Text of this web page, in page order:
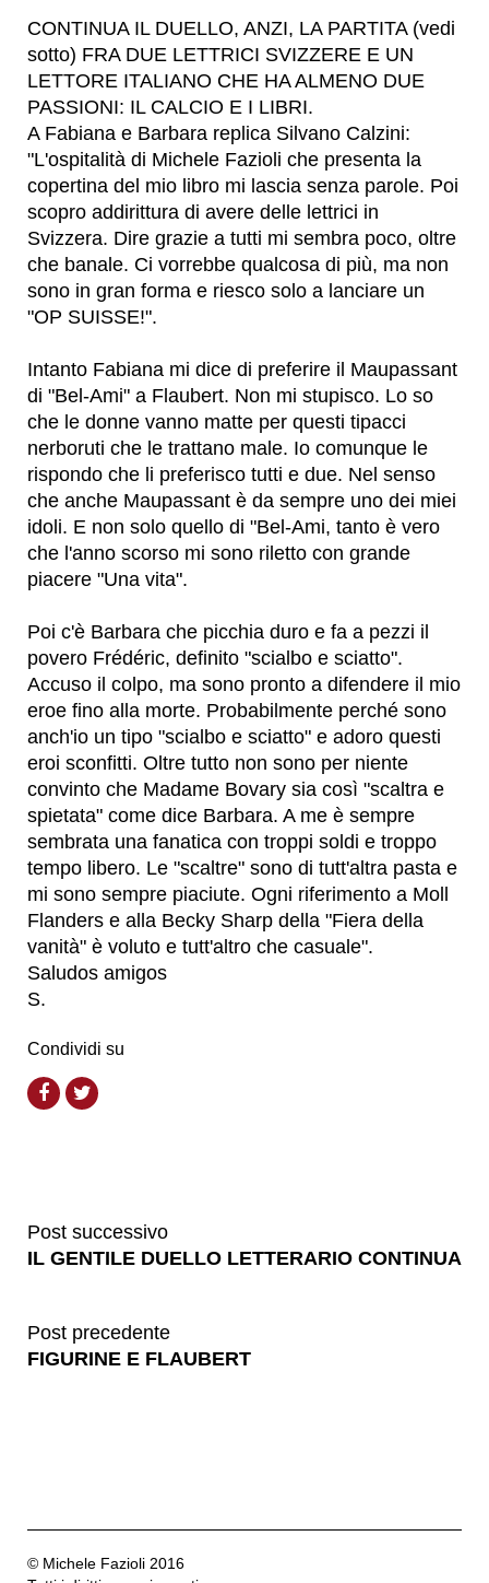
CONTINUA IL DUELLO, ANZI, LA PARTITA (vedi
sotto) FRA DUE LETTRICI SVIZZERE E UN
LETTORE ITALIANO CHE HA ALMENO DUE
PASSIONI: IL CALCIO E I LIBRI.
A Fabiana e Barbara replica Silvano Calzini:
"L'ospitalità di Michele Fazioli che presenta la
copertina del mio libro mi lascia senza parole. Poi
scopro addirittura di avere delle lettrici in
Svizzera. Dire grazie a tutti mi sembra poco, oltre
che banale. Ci vorrebbe qualcosa di più, ma non
sono in gran forma e riesco solo a lanciare un
"OP SUISSE!".
Intanto Fabiana mi dice di preferire il Maupassant
di "Bel-Ami" a Flaubert. Non mi stupisco. Lo so
che le donne vanno matte per questi tipacci
nerboruti che le trattano male. Io comunque le
rispondo che li preferisco tutti e due. Nel senso
che anche Maupassant è da sempre uno dei miei
idoli. E non solo quello di "Bel-Ami, tanto è vero
che l'anno scorso mi sono riletto con grande
piacere "Una vita".
Poi c'è Barbara che picchia duro e fa a pezzi il
povero Frédéric, definito "scialbo e sciatto".
Accuso il colpo, ma sono pronto a difendere il mio
eroe fino alla morte. Probabilmente perché sono
anch'io un tipo "scialbo e sciatto" e adoro questi
eroi sconfitti. Oltre tutto non sono per niente
convinto che Madame Bovary sia così "scaltra e
spietata" come dice Barbara. A me è sempre
sembrata una fanatica con troppi soldi e troppo
tempo libero. Le "scaltre" sono di tutt'altra pasta e
mi sono sempre piaciute. Ogni riferimento a Moll
Flanders e alla Becky Sharp della "Fiera della
vanità" è voluto e tutt'altro che casuale".
Saludos amigos
S.
Condividi su
Post successivo
IL GENTILE DUELLO LETTERARIO CONTINUA
Post precedente
FIGURINE E FLAUBERT
© Michele Fazioli 2016